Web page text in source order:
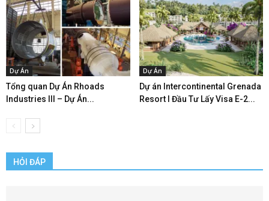
Dự Án
Tổng quan Dự Án Rhoads
Industries III – Dự Án...
Dự Án
Dự án Intercontinental Grenada
Resort l Đầu Tư Lấy Visa E-2...
HỎI ĐÁP